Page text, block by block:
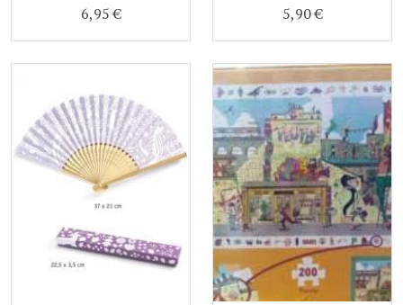
6,95 € 5,90 €